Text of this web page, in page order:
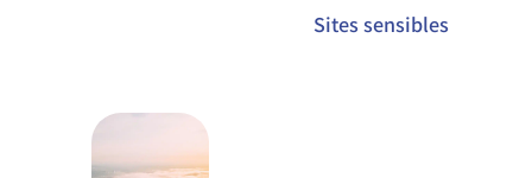
Sites sensibles